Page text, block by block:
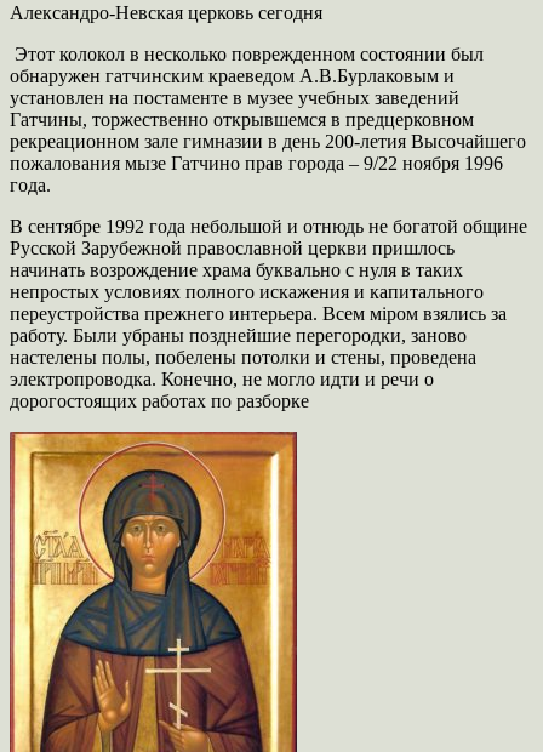
Александро-Невская церковь сегодня
Этот колокол в несколько поврежденном состоянии был
обнаружен гатчинским краеведом А.В.Бурлаковым и
установлен на постаменте в музее учебных заведений
Гатчины, торжественно открывшемся в предцерковном
рекреационном зале гимназии в день 200-летия Высочайшего
пожалования мызе Гатчино прав города – 9/22 ноября 1996
года.
В сентябре 1992 года небольшой и отнюдь не богатой общине
Русской Зарубежной православной церкви пришлось
начинать возрождение храма буквально с нуля в таких
непростых условиях полного искажения и капитального
переустройства прежнего интерьера. Всем мiром взялись за
работу. Были убраны позднейшие перегородки, заново
настелены полы, побелены потолки и стены, проведена
электропроводка. Конечно, не могло идти и речи о
дорогостоящих работах по разборке